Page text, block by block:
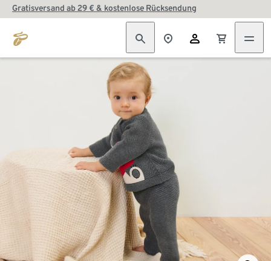
Gratisversand ab 29 € & kostenlose Rücksendung